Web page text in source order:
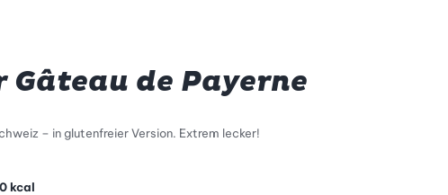
de Payerne
– in glutenfreier Version. Extrem lecker!
kcal